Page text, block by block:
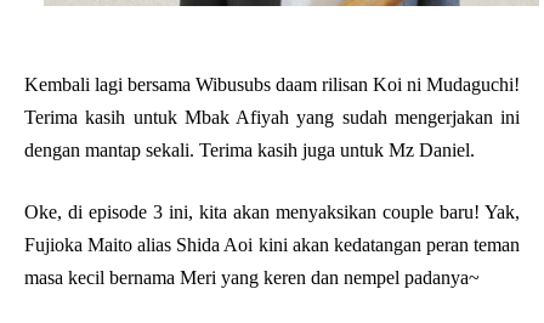
Kembali lagi bersama Wibusubs daam rilisan Koi ni Mudaguchi!
Terima kasih untuk Mbak Afiyah yang sudah mengerjakan ini
dengan mantap sekali. Terima kasih juga untuk Mz Daniel.
Oke, di episode 3 ini, kita akan menyaksikan couple baru! Yak,
Fujioka Maito alias Shida Aoi kini akan kedatangan peran teman
masa kecil bernama Meri yang keren dan nempel padanya~